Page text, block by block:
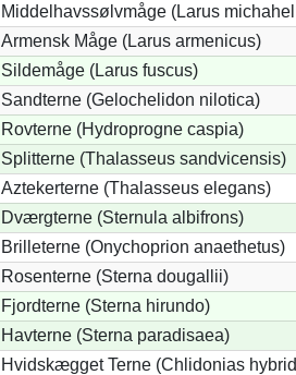
Middelhavssølvmåge (Larus
Armensk Måge (Larus armenicus)
Sildemåge (Larus fuscus)
Sandterne (Gelochelidon nilotica)
Rovterne (Hydroprogne caspia)
Splitterne (Thalasseus sandvicensis)
Aztekerterne (Thalasseus elegans)
Dværgterne (Sternula albifrons)
Brilleterne (Onychoprion anaethetus)
Rosenterne (Sterna dougallii)
Fjordterne (Sterna hirundo)
Havterne (Sterna paradisaea)
Hvidskægget Terne (Chlidonias